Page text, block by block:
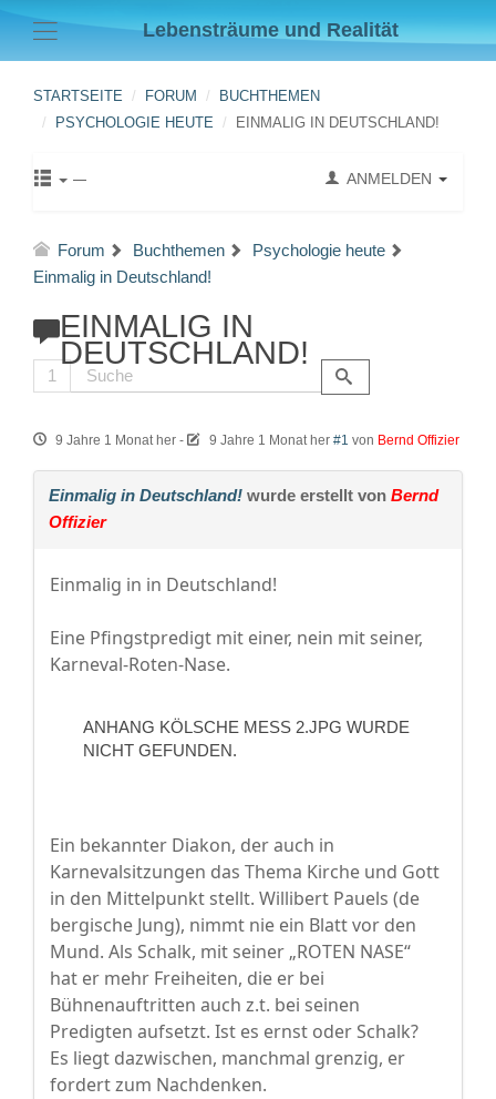
Lebensträume und Realität
STARTSEITE FORUM
BUCHTHEMEN
PSYCHOLOGIE HEUTE
EINMALIG IN DEUTSCHLAND!
ANMELDEN
Forum Buchthemen
Psychologie heute
Einmalig in Deutschland!
EINMALIG IN
DEUTSCHLAND!
1
9 Jahre 1 Monat her - 9 Jahre 1 Monat her #1 von Bernd Offizier
Einmalig in Deutschland! wurde erstellt von Bernd
Offizier
Einmalig in in Deutschland!
Eine Pfingstpredigt mit einer, nein mit seiner,
Karneval-Roten-Nase.
ANHANG KÖLSCHE MESS 2.JPG WURDE
NICHT GEFUNDEN.
Ein bekannter Diakon, der auch in
Karnevalsitzungen das Thema Kirche und Gott
in den Mittelpunkt stellt. Willibert Pauels (de
bergische Jung), nimmt nie ein Blatt vor den
Mund. Als Schalk, mit seiner „ROTEN NASE“
hat er mehr Freiheiten, die er bei
Bühnenauftritten auch z.t. bei seinen
Predigten aufsetzt. Ist es ernst oder Schalk?
Es liegt dazwischen, manchmal grenzig, er
fordert zum Nachdenken.